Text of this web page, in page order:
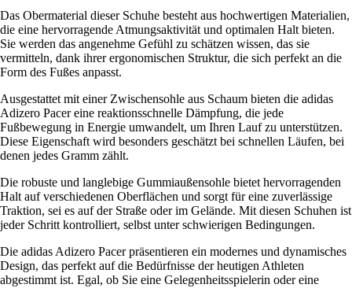
Das Obermaterial dieser Schuhe besteht aus hochwertigen Materialien,
die eine hervorragende Atmungsaktivität und optimalen Halt bieten.
Sie werden das angenehme Gefühl zu schätzen wissen, das sie
vermitteln, dank ihrer ergonomischen Struktur, die sich perfekt an die
Form des Fußes anpasst.
Ausgestattet mit einer Zwischensohle aus Schaum bieten die adidas
Adizero Pacer eine reaktionsschnelle Dämpfung, die jede
Fußbewegung in Energie umwandelt, um Ihren Lauf zu unterstützen.
Diese Eigenschaft wird besonders geschätzt bei schnellen Läufen, bei
denen jedes Gramm zählt.
Die robuste und langlebige Gummiaußensohle bietet hervorragenden
Halt auf verschiedenen Oberflächen und sorgt für eine zuverlässige
Traktion, sei es auf der Straße oder im Gelände. Mit diesen Schuhen ist
jeder Schritt kontrolliert, selbst unter schwierigen Bedingungen.
Die adidas Adizero Pacer präsentieren ein modernes und dynamisches
Design, das perfekt auf die Bedürfnisse der heutigen Athleten
abgestimmt ist. Egal, ob Sie eine Gelegenheitsspielerin oder eine